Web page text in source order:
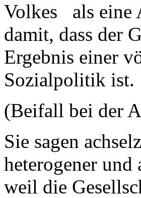
Volkes als eine
damit, dass der
Ergebnis einer
Sozialpolitik ist.
(Beifall bei der
Sie sagen
heterogener und
weil die